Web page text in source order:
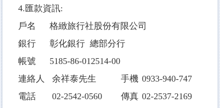
4.匯款資訊:
戶名
格緻旅行社股份有限公司
銀行
彰化銀行 總部分行
帳號
5185-86-012514-00
連絡人
余祥泰先生 手機 0933-940-747
電話
02-2542-0560 傳真 02-2537-2169